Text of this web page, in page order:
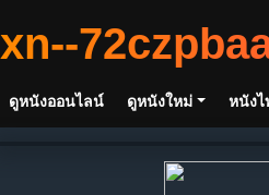
xn--
ดูหนังออนไลน์ ดูหนังใหม่ หนังไ